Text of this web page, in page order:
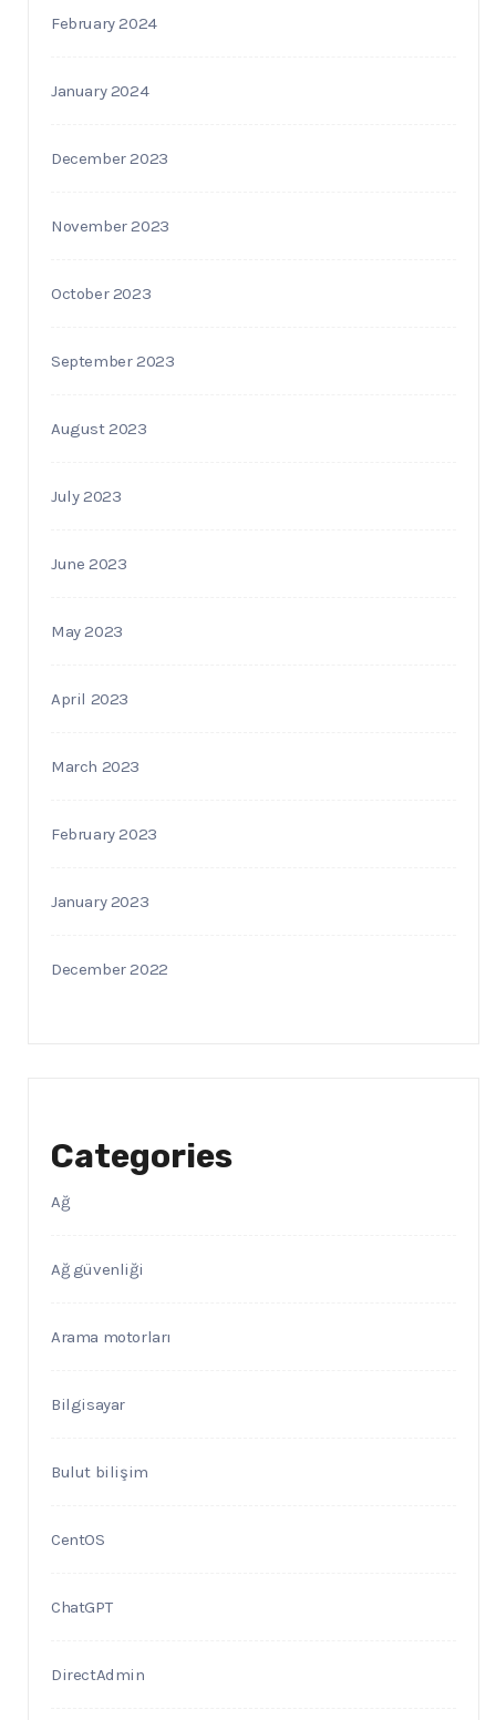
February 2024
January 2024
December 2023
November 2023
October 2023
September 2023
August 2023
July 2023
June 2023
May 2023
April 2023
March 2023
February 2023
January 2023
December 2022
Categories
Ağ
Ağ güvenliği
Arama motorları
Bilgisayar
Bulut bilişim
CentOS
ChatGPT
DirectAdmin